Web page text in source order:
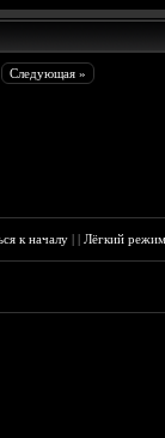
Следующая »
к началу ||Лёгкий